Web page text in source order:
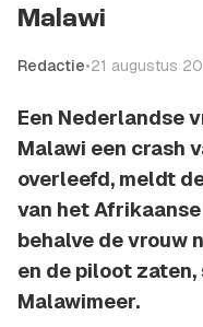
Malawi
Redactie•21 augustus
Een Nederlandse
Malawi een crash
overleefd, meldt
van het
behalve de vrouw
en de piloot
Malawimeer.